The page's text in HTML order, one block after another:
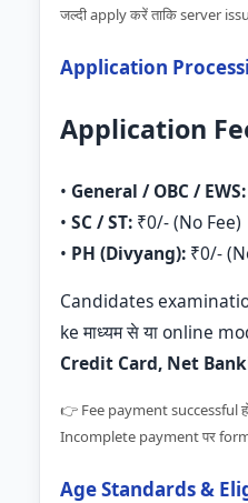
जल्दी apply करें ताकि server
Application
Application
• General / OBC / EWS:
• SC / ST: ₹0/- (No Fee)
• PH (Divyang): ₹0/-
Candidates
ke माध्यम से या online
Credit Card, Net
👉 Fee payment successful
Incomplete payment पर form
Age Standards &